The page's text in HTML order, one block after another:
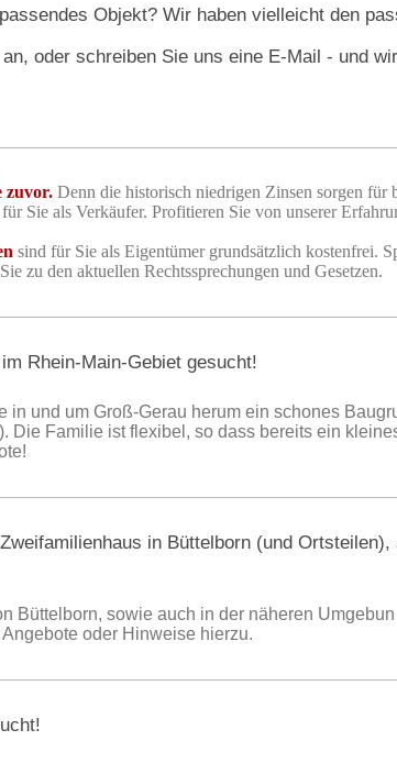
Objekt? Wir haben vielleicht den
oder schreiben Sie uns eine E-Mail - und
zuvor. Denn die historisch niedrigen Zinsen sorgen
Sie als Verkäufer. Profitieren Sie von unserer
sind für Sie als Eigentümer grundsätzlich kostenfrei.
zu den aktuellen Rechtssprechungen und Gesetzen.
Rhein-Main-Gebiet gesucht!
in und um Groß-Gerau herum ein schones
Die Familie ist flexibel, so dass bereits ein
in Büttelborn (und Ortsteilen),
Büttelborn, sowie auch in der näheren
oder Hinweise hierzu.